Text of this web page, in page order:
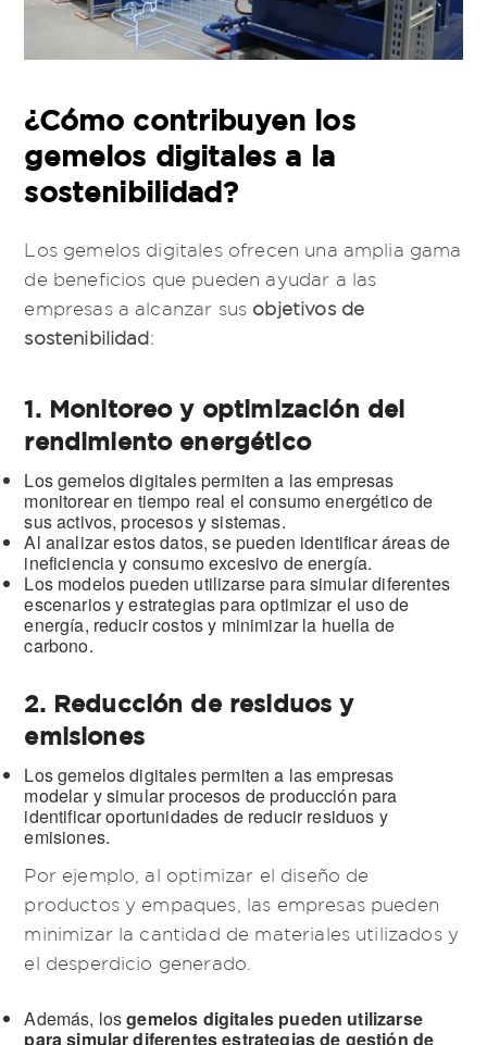
¿Cómo contribuyen los
gemelos digitales a la
sostenibilidad?
Los gemelos digitales ofrecen una amplia gama
de beneficios que pueden ayudar a las
empresas a alcanzar sus objetivos de
sostenibilidad:
1. Monitoreo y optimización del
rendimiento energético
Los gemelos digitales permiten a las empresas
monitorear en tiempo real el consumo energético de
sus activos, procesos y sistemas.
Al analizar estos datos, se pueden identificar áreas de
ineficiencia y consumo excesivo de energía.
Los modelos pueden utilizarse para simular diferentes
escenarios y estrategias para optimizar el uso de
energía, reducir costos y minimizar la huella de
carbono.
2. Reducción de residuos y
emisiones
Los gemelos digitales permiten a las empresas
modelar y simular procesos de producción para
identificar oportunidades de reducir residuos y
emisiones.
Por ejemplo, al optimizar el diseño de
productos y empaques, las empresas pueden
minimizar la cantidad de materiales utilizados y
el desperdicio generado.
Además, losgemelos digitales pueden utilizarse
para simular diferentes estrategias de gestión de